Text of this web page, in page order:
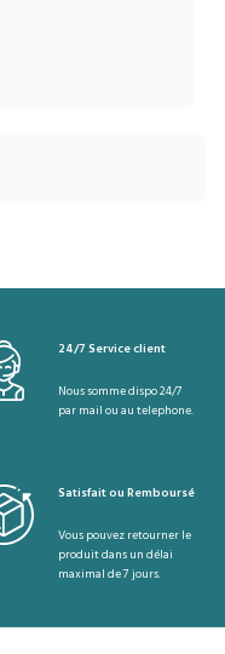
24/7 Service client
Nous somme dispo 24/7
par mail ou au telephone.
Satisfait ou Remboursé
Vous pouvez retourner le
produit dans un délai
maximal de 7 jours.